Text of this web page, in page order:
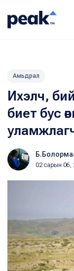
Амьдрал
Ихэлч,
биет бус
02 сарын 06,